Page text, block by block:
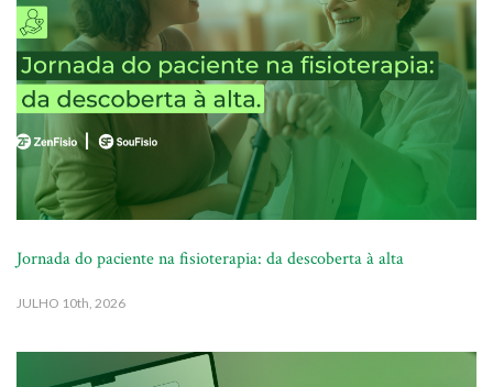
Jornada do paciente na fisioterapia: da descoberta à alta
JULHO 10th, 2026